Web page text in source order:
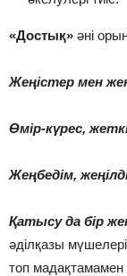
«Достық» әні
Жеңістер мен
Өмір-күрес,
Жеңбедім,
Қатысу да бір
әділқазы
топ